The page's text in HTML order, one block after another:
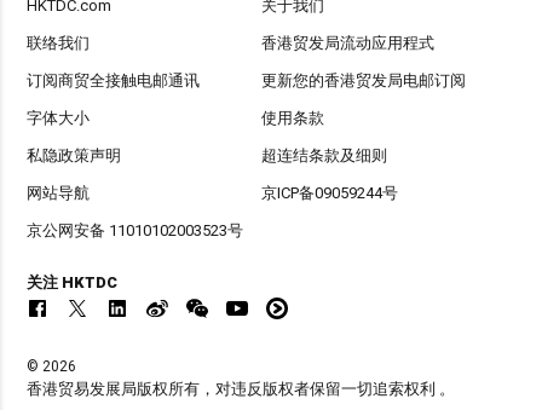
HKTDC.com 关于我们
联络我们 香港贸发局流动应用程式
订阅商贸全接触电邮通讯 更新您的香港贸发局电邮订阅
字体大小 使用条款
私隐政策声明 超连结条款及细则
网站导航 京ICP备09059244号
京公网安备 11010102003523号
关注 HKTDC
© 2026
香港贸易发展局版权所有，对违反版权者保留一切追索权利 。